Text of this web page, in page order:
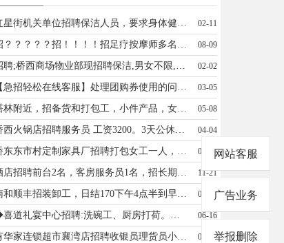
红星街机关单位招聘保洁人员，要求身体健康、吃苦耐劳、服从分配。18903199260 02-11
招？？？？？招！！！！招足疗按摩师多名年龄不限详情15076881680 08-09
招聘;桥西商场物业部现招聘保洁,男女不限,工资1600-2500之间,联系电话;15131979190 02-02
【急招轻松在线客服】处理团购券使用的问题，不涉及销售，月休8天，3200-5000，电话同V：17603190775 03-05
塔林附近，招备货和打包工，小件产品，女士优先。微电同号18632915171 05-08
桥西火锅店招聘服务员 工资3200。3天公休 联系电话13315907893 04-04
桥东东市村定制家具厂招聘打包女工一人，每天8小时，工资待遇面议，要求25-45岁，附近居住，电话15833399495 04-19
酒店招聘前台2名，客房服务员1名，招长期工短期勿扰有意者联系17733960191 11-21
南和顺丰招装卸工，日结170下午4点半到早上4点半，男25-55周，地址贾宋韩村，电话15731966391 02-25
◆喜道礼宴中心招聘:洗碗工、厨房打荷。公休4天，管吃管住，工资3000元。莲池大桥北侧15131321297 06-16
有华家连锁超市襄湾店招聘收银员理货员小时工19331930216 01-06
网站客服
广告业务
举报删除